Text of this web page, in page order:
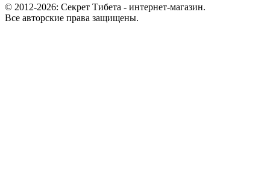
© 2012-2026: Секрет Тибета - интернет-магазин.
Все авторские права защищены.